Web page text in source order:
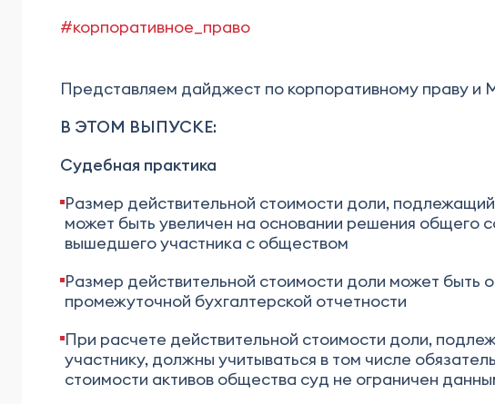
#корпоративное_право
Представляем дайджест по корпоративному праву и
В ЭТОМ ВЫПУСКЕ:
Судебная практика
Размер действительной стоимости доли,
может быть увеличен на основании решения общего
вышедшего участника с обществом
Размер действительной стоимости доли может быть
промежуточной бухгалтерской отчетности
При расчете действительной стоимости доли,
участнику, должны учитываться в том числе
стоимости активов общества суд не ограничен